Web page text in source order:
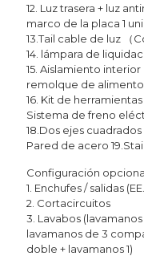
12. Luz trasera + luz
marco de la placa 1
13.Tail cable de luz （
14. lámpara de
15. Aislamiento
remolque de
16. Kit de herramientas
Sistema de freno
18.Dos ejes
Pared de acero
Configuración
1. Enchufes / salidas
2. Cortacircuitos
3. Lavabos
lavamanos de 3
doble + lavamanos 1)